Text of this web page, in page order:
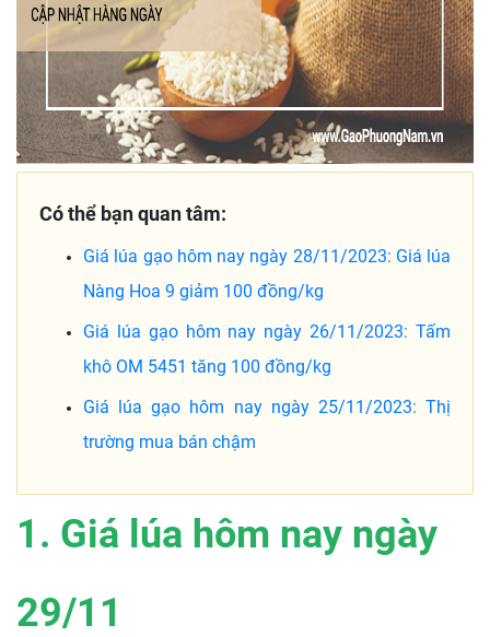
Có thể bạn quan tâm:
Giá lúa gạo hôm nay ngày 28/11/2023: Giá lúa
Nàng Hoa 9 giảm 100 đồng/kg
Giá lúa gạo hôm nay ngày 26/11/2023: Tấm
khô OM 5451 tăng 100 đồng/kg
Giá lúa gạo hôm nay ngày 25/11/2023: Thị
trường mua bán chậm
1. Giá lúa hôm nay ngày
29/11